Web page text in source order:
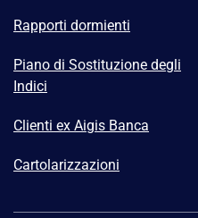
Rapporti dormienti
Piano di Sostituzione degli
Indici
Clienti ex Aigis Banca
Cartolarizzazioni